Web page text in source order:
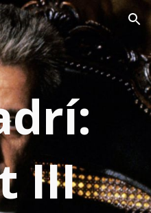
Skip to navigation
III